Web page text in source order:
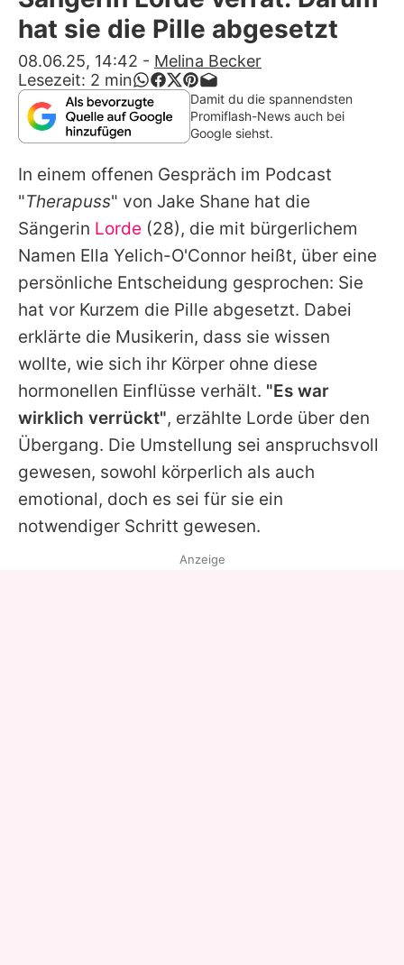
Alle Themen auf Promiflash
App runterladen
Team
Redaktionelle Richtlinien
Impressum
Datenschutzerklärung
Nutzungsbedingungen
Utiq verwalten
hat sie die Pille abgesetzt
08.06.25, 14:42 - Melina Becker
Lesezeit: 2 min
Damit du die spannendsten
Promiflash-News auch bei
Google siehst.
In einem offenen Gespräch im Podcast
"Therapuss" von Jake Shane hat die
Sängerin Lorde (28), die mit bürgerlichem
Namen Ella Yelich-O'Connor heißt, über eine
persönliche Entscheidung gesprochen: Sie
hat vor Kurzem die Pille abgesetzt. Dabei
erklärte die Musikerin, dass sie wissen
wollte, wie sich ihr Körper ohne diese
hormonellen Einflüsse verhält. "Es war
wirklich verrückt", erzählte Lorde über den
Übergang. Die Umstellung sei anspruchsvoll
gewesen, sowohl körperlich als auch
emotional, doch es sei für sie ein
notwendiger Schritt gewesen.
Anzeige